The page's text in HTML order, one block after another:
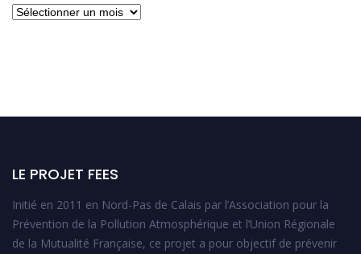
Archives
LE PROJET FEES
Initié en 2011 en Nord-Pas de Calais par l’Association pour la
Prévention de la Pollution Atmosphérique et l’Union Régionale
de la Mutualité Française, ce projet a pour objectif de prévenir